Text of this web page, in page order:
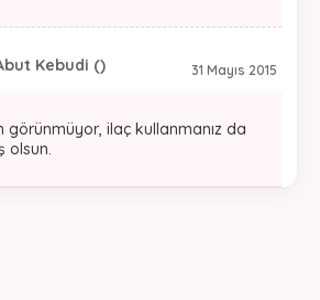
31 Mayıs 2015
Kebudi ()
görünmüyor, ilaç kullanmanız da
olsun.